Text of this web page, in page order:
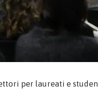
per laureati e